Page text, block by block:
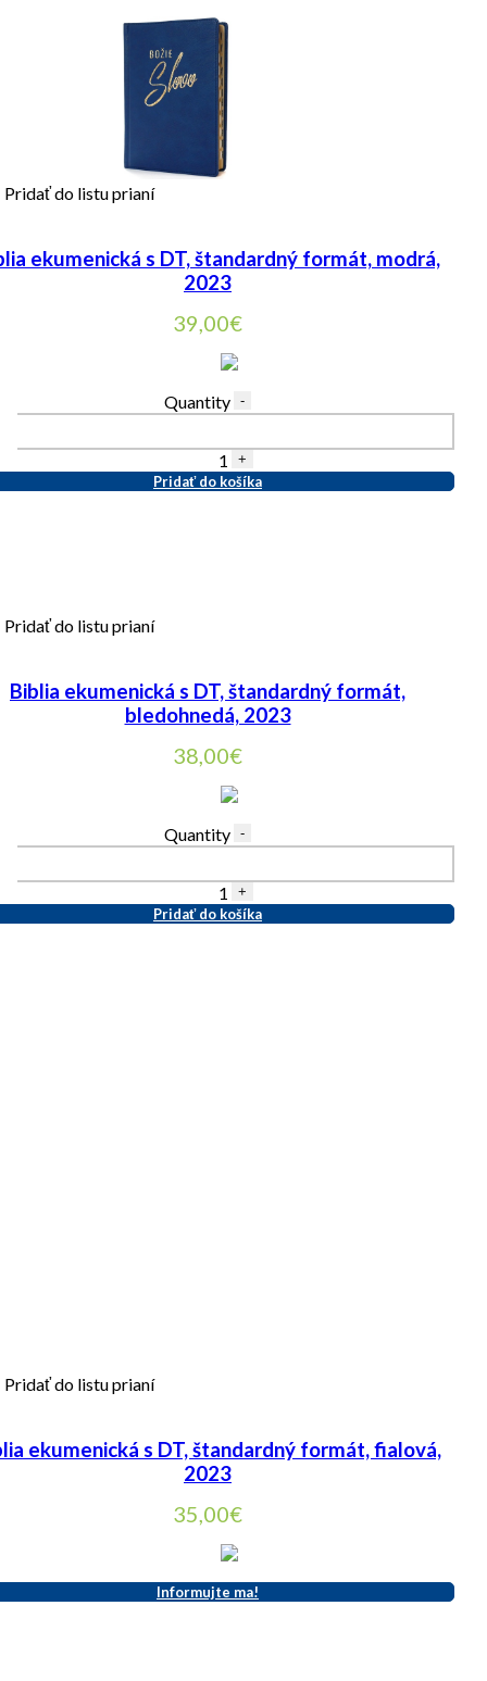
Pridať do listu prianí
ekumenická s DT, štandardný formát, modrá,
2023
39,00€
Quantity -
1 +
Pridať do košíka
Pridať do listu prianí
Biblia ekumenická s DT, štandardný formát,
bledohnedá, 2023
38,00€
Quantity -
1 +
Pridať do košíka
Pridať do listu prianí
ekumenická s DT, štandardný formát, fialová,
2023
35,00€
Informujte ma!